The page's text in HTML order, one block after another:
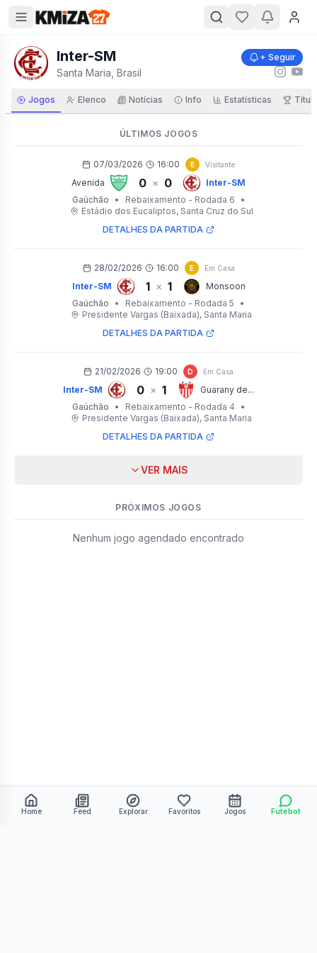
Inter-SM
Santa Maria, Brasil
+ Seguir
Jogos Elenco Notícias Info Estatísticas
ÚLTIMOS JOGOS
07/03/2026 16:00 E Visitante
Avenida 0 × 0
Inter-SM
Gaúchão
• Rebaixamento - Rodada 6
•
Estádio dos Eucaliptos, Santa Cruz do Sul
DETALHES DA PARTIDA
28/02/2026 16:00 E Em Casa
Inter-SM 1 × 1
Monsoon
Gaúchão
• Rebaixamento - Rodada 5
•
Presidente Vargas (Baixada), Santa Maria
DETALHES DA PARTIDA
21/02/2026 19:00 D Em Casa
Inter-SM 0 × 1
Guarany de...
Gaúchão
• Rebaixamento - Rodada 4
•
Presidente Vargas (Baixada), Santa Maria
DETALHES DA PARTIDA
VER MAIS
PRÓXIMOS JOGOS
Nenhum jogo agendado encontrado
Home Feed Explorar Favoritos Jogos Futebot